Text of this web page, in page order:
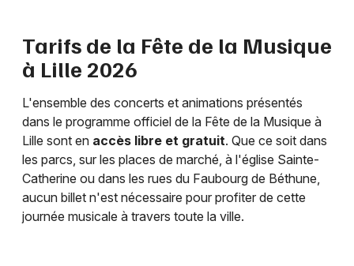
Tarifs de la Fête de la Musique
à Lille 2026
L'ensemble des concerts et animations présentés
dans le programme officiel de la Fête de la Musique à
Lille sont en accès libre et gratuit. Que ce soit dans
les parcs, sur les places de marché, à l'église Sainte-
Catherine ou dans les rues du Faubourg de Béthune,
aucun billet n'est nécessaire pour profiter de cette
journée musicale à travers toute la ville.